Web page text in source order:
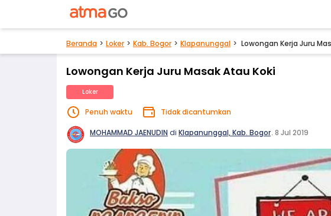
Beranda Loker Kab. Bogor Klapanunggal Lowongan Kerja Juru
Lowongan Kerja Juru Masak Atau Koki
Loker
Penuh waktu Tidak dicantumkan
MOHAMMAD JAENUDIN di Klapanunggal, Kab. Bogor. 8 Jul 2019